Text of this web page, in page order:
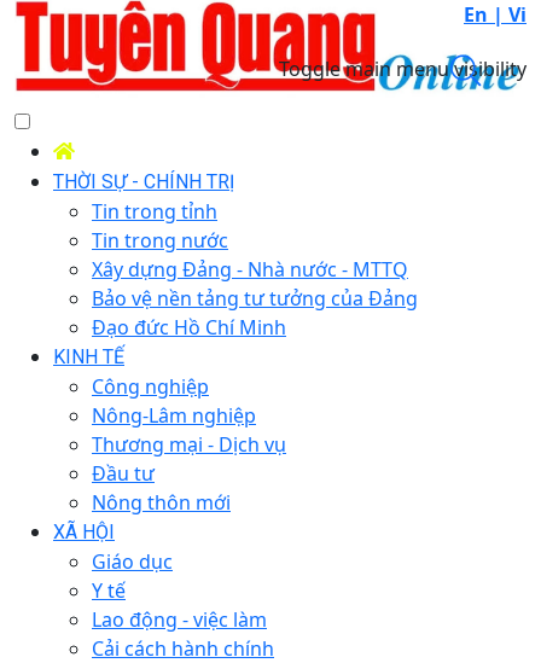
En | Vi
Toggle main menu visibility
THỜI SỰ - CHÍNH TRỊ
Tin trong tỉnh
Tin trong nước
Xây dựng Đảng - Nhà nước - MTTQ
Bảo vệ nền tảng tư tưởng của Đảng
Đạo đức Hồ Chí Minh
KINH TẾ
Công nghiệp
Nông-Lâm nghiệp
Thương mại - Dịch vụ
Đầu tư
Nông thôn mới
XÃ HỘI
Giáo dục
Y tế
Lao động - việc làm
Cải cách hành chính